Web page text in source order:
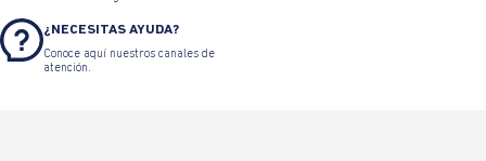
¿NECESITAS AYUDA?
Conoce aquí nuestros canales de
atención.